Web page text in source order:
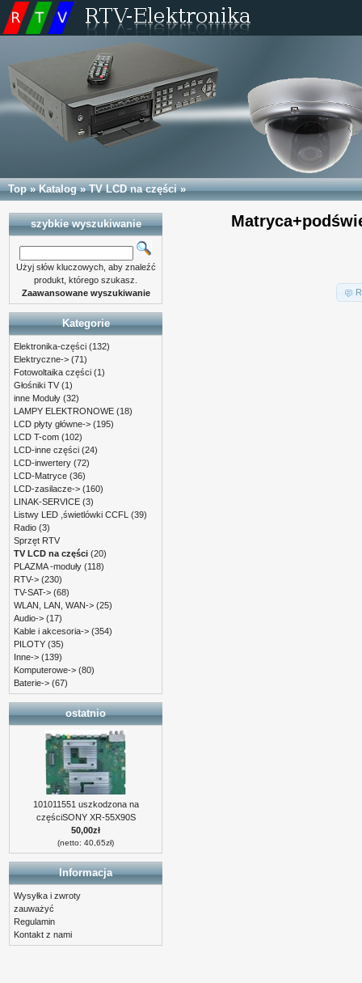
Top»Katalog»TV LCD na części»
szybkie wyszukiwanie
Użyj słów kluczowych, aby znaleźć
produkt, którego szukasz.
Zaawansowane wyszukiwanie
Kategorie
Elektronika-części (132)
Elektryczne-> (71)
Fotowoltaika części (1)
Głośniki TV (1)
inne Moduły (32)
LAMPY ELEKTRONOWE (18)
LCD płyty główne-> (195)
LCD T-com (102)
LCD-inne części (24)
LCD-inwertery (72)
LCD-Matryce (36)
LCD-zasilacze-> (160)
LINAK-SERVICE (3)
Listwy LED ,świetlówki CCFL
(39)
Radio (3)
Sprzęt RTV
TV LCD na części (20)
PLAZMA -moduły (118)
RTV-> (230)
TV-SAT-> (68)
WLAN, LAN, WAN-> (25)
Audio-> (17)
Kable i akcesoria-> (354)
PILOTY (35)
Inne-> (139)
Komputerowe-> (80)
Baterie-> (67)
ostatnio
101011551 uszkodzona na
częściSONY XR-55X90S
50,00zł
(netto: 40,65zł)
Informacja
Wysyłka i zwroty
zauważyć
Regulamin
Kontakt z nami